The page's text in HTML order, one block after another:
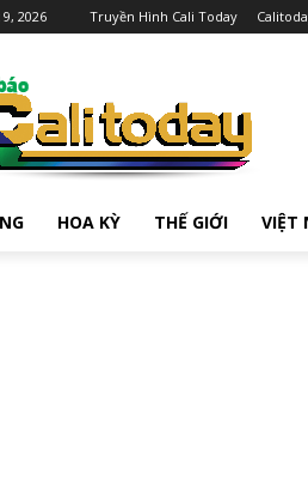
2026 Truyền Hình Cali Today
HOA KỲ THẾ GIỚI VIỆT